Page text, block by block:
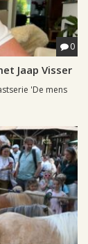
0
Jaap Visser
'De mens